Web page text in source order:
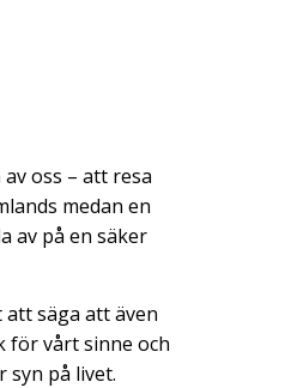
oss – att resa
medan en
av på en säker
säga att även
för vårt sinne och
syn på livet.